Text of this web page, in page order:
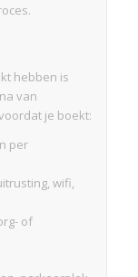
hebben is
van
je boekt:
per
wifi,
of